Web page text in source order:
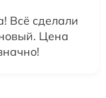
Всё сделали
Цена